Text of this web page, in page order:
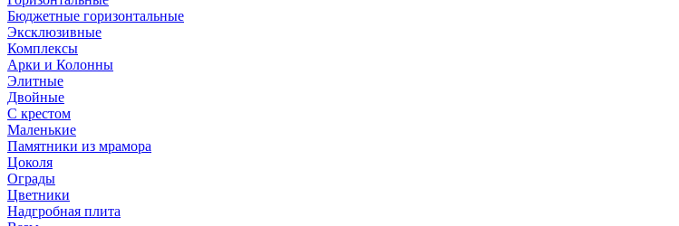
Бюджетные горизонтальные
Эксклюзивные
Комплексы
Арки и Колонны
Элитные
Двойные
С крестом
Маленькие
Памятники из мрамора
Цоколя
Ограды
Цветники
Надгробная плита